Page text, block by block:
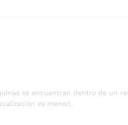
se encuentran dentro de un
es menor).